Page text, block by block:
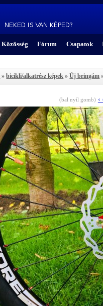
Közösség Fórum Csapatok
»bicikli/alkatrész képek »Új bringám
(bal nyíl gomb) ‹